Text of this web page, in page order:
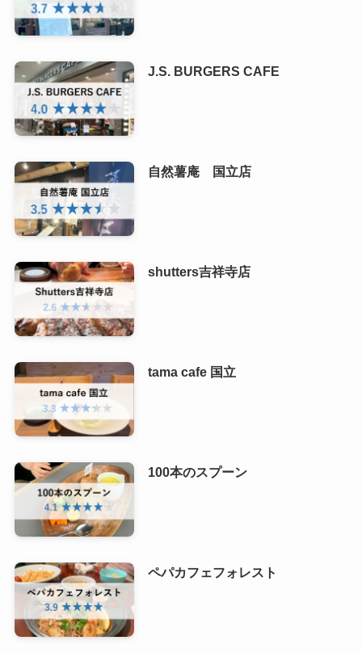
J.S. BURGERS CAFE
自然薯庵 国立店
shutters吉祥寺店
tama cafe 国立
100本のスプーン
ペパカフェフォレスト